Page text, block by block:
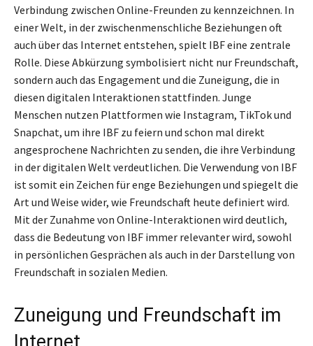
Verbindung zwischen Online-Freunden zu kennzeichnen. In
einer Welt, in der zwischenmenschliche Beziehungen oft
auch über das Internet entstehen, spielt IBF eine zentrale
Rolle. Diese Abkürzung symbolisiert nicht nur Freundschaft,
sondern auch das Engagement und die Zuneigung, die in
diesen digitalen Interaktionen stattfinden. Junge
Menschen nutzen Plattformen wie Instagram, TikTok und
Snapchat, um ihre IBF zu feiern und schon mal direkt
angesprochene Nachrichten zu senden, die ihre Verbindung
in der digitalen Welt verdeutlichen. Die Verwendung von IBF
ist somit ein Zeichen für enge Beziehungen und spiegelt die
Art und Weise wider, wie Freundschaft heute definiert wird.
Mit der Zunahme von Online-Interaktionen wird deutlich,
dass die Bedeutung von IBF immer relevanter wird, sowohl
in persönlichen Gesprächen als auch in der Darstellung von
Freundschaft in sozialen Medien.
Zuneigung und Freundschaft im